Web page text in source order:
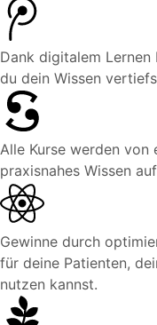
Dank digitalem
du dein Wissen
Alle Kurse werden
praxisnahes Wissen
Gewinne durch
für deine Patienten,
nutzen kannst.